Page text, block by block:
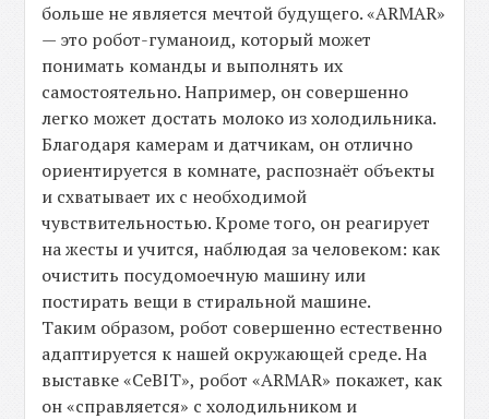
больше не является мечтой будущего. «ARMAR»
— это робот-гуманоид, который может
понимать команды и выполнять их
самостоятельно. Например, он совершенно
легко может достать молоко из холодильника.
Благодаря камерам и датчикам, он отлично
ориентируется в комнате, распознаёт объекты
и схватывает их с необходимой
чувствительностью. Кроме того, он реагирует
на жесты и учится, наблюдая за человеком: как
очистить посудомоечную машину или
постирать вещи в стиральной машине.
Таким образом, робот совершенно естественно
адаптируется к нашей окружающей среде. На
выставке «CeBIT», робот «ARMAR» покажет, как
он «справляется» с холодильником и